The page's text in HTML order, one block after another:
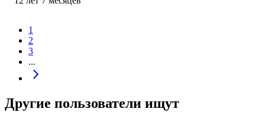
1
2
3
...
Другие пользователи ищут